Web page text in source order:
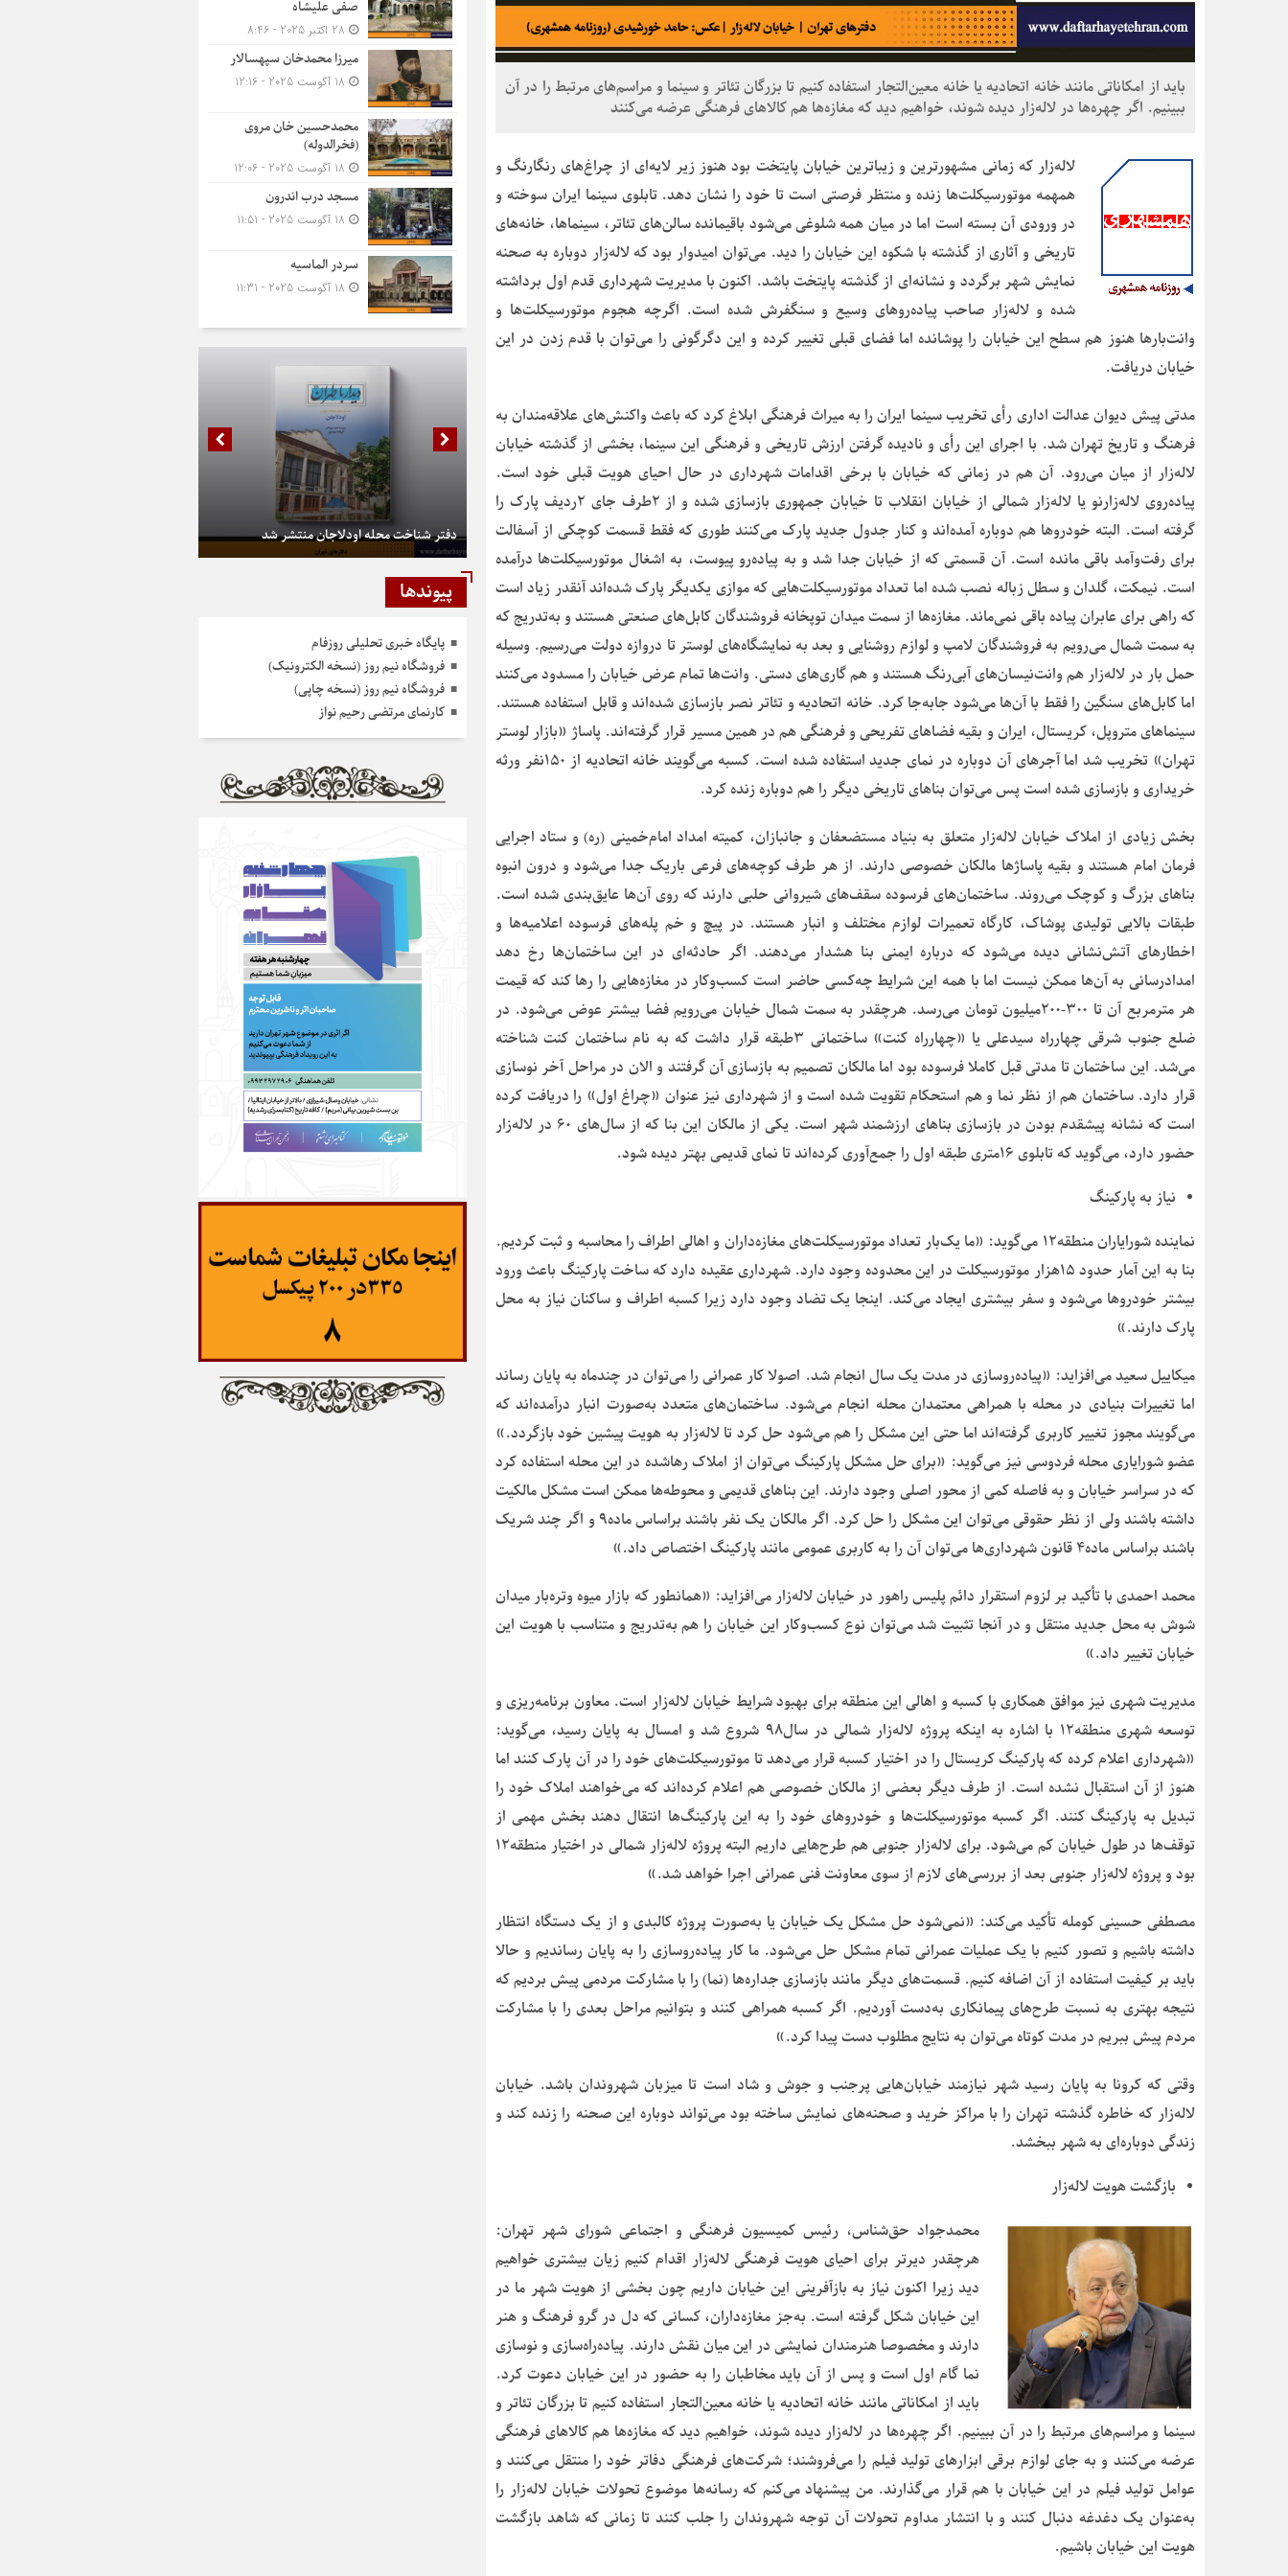
باید از امکاناتی مانند خانه اتحادیه یا خانه معین‌التجار استفاده کنیم تا بزرگان تئاتر و سینما و مراسم‌های مرتبط را در آن
ببینیم. اگر چهره‌ها در لاله‌زار دیده شوند، خواهیم دید که مغازه‌ها هم کالا‌های فرهنگی عرضه می‌کنند
لاله‌زار که زمانی مشهورترین و زیباترین خیابان پایتخت بود هنوز زیر لایه‌ای از چراغ‌های رنگارنگ و
همهمه موتورسیکلت‌ها زنده و منتظر فرصتی است تا خود را نشان دهد. تابلوی سینما ایران سوخته و
در ورودی آن بسته است اما در میان همه شلوغی می‌شود باقیمانده سالن‌های تئاتر، سینماها، خانه‌های
تاریخی و آثاری از گذشته با شکوه این خیابان را دید. می‌توان امیدوار بود که لاله‌زار دوباره به صحنه
نمایش شهر برگردد و نشانه‌ای از گذشته پایتخت باشد. اکنون با مدیریت شهرداری قدم اول برداشته
شده و لاله‌زار صاحب پیاده‌روهای وسیع و سنگفرش شده است. اگرچه هجوم موتورسیکلت‌ها و
وانت‌بارها هنوز هم سطح این خیابان را پوشانده اما فضای قبلی تغییر کرده و این دگرگونی را می‌توان با قدم زدن در این
خیابان دریافت.
مدتی پیش دیوان عدالت اداری رأی تخریب سینما ایران را به میراث فرهنگی ابلاغ کرد که باعث واکنش‌های علاقه‌مندان به
فرهنگ و تاریخ تهران شد. با اجرای این رأی و نادیده گرفتن ارزش تاریخی و فرهنگی این سینما، بخشی از گذشته خیابان
لاله‌زار از میان می‌رود. آن هم در زمانی که خیابان با برخی اقدامات شهرداری در حال احیای هویت قبلی خود است.
پیاده‌روی لاله‌زارنو یا لاله‌زار شمالی از خیابان انقلاب تا خیابان جمهوری بازسازی شده و از ۲طرف جای ۲ردیف پارک را
گرفته است. البته خودروها هم دوباره آمده‌اند و کنار جدول جدید پارک می‌کنند طوری که فقط قسمت کوچکی از آسفالت
برای رفت‌وآمد باقی مانده است. آن قسمتی که از خیابان جدا شد و به پیاده‌رو پیوست، به اشغال موتورسیکلت‌ها درآمده
است. نیمکت، گلدان و سطل زباله نصب شده اما تعداد موتورسیکلت‌هایی که موازی یکدیگر پارک شده‌اند آنقدر زیاد است
که راهی برای عابران پیاده باقی نمی‌ماند. مغازه‌ها از سمت میدان توپخانه فروشندگان کابل‌های صنعتی هستند و به‌تدریج که
به سمت شمال می‌رویم به فروشندگان لامپ و لوازم روشنایی و بعد به نمایشگاه‌های لوستر تا دروازه دولت می‌رسیم. وسیله
حمل بار در لاله‌زار هم وانت‌نیسان‌های آبی‌رنگ هستند و هم گاری‌های دستی. وانت‌ها تمام عرض خیابان را مسدود می‌کنند
اما کابل‌های سنگین را فقط با آن‌ها می‌شود جابه‌جا کرد. خانه اتحادیه و تئاتر نصر بازسازی شده‌اند و قابل استفاده هستند.
سینماهای متروپل، کریستال، ایران و بقیه فضاهای تفریحی و فرهنگی هم در همین مسیر قرار گرفته‌اند. پاساژ «بازار لوستر
تهران» تخریب شد اما آجرهای آن دوباره در نمای جدید استفاده شده است. کسبه می‌گویند خانه اتحادیه از ۱۵۰نفر ورثه
خریداری و بازسازی شده است پس می‌توان بناهای تاریخی دیگر را هم دوباره زنده کرد.
بخش زیادی از املاک خیابان لاله‌زار متعلق به بنیاد مستضعفان و جانبازان، کمیته امداد امام‌خمینی (ره) و ستاد اجرایی
فرمان امام هستند و بقیه پاساژها مالکان خصوصی دارند. از هر طرف کوچه‌های فرعی باریک جدا می‌شود و درون انبوه
بناهای بزرگ و کوچک می‌روند. ساختمان‌های فرسوده سقف‌های شیروانی حلبی دارند که روی آن‌ها عایق‌بندی شده است.
طبقات بالایی تولیدی پوشاک، کارگاه تعمیرات لوازم مختلف و انبار هستند. در پیچ و خم پله‌های فرسوده اعلامیه‌ها و
اخطارهای آتش‌نشانی دیده می‌شود که درباره ایمنی بنا هشدار می‌دهند. اگر حادثه‌ای در این ساختمان‌ها رخ دهد
امدادرسانی به آن‌ها ممکن نیست اما با همه این شرایط چه‌کسی حاضر است کسب‌وکار در مغازه‌هایی را رها کند که قیمت
هر مترمربع آن تا ۳۰۰-۲۰۰میلیون تومان می‌رسد. هرچقدر به سمت شمال خیابان می‌رویم فضا بیشتر عوض می‌شود. در
ضلع جنوب شرقی چهارراه سیدعلی یا «چهارراه کنت» ساختمانی ۳طبقه قرار داشت که به نام ساختمان کنت شناخته
می‌شد. این ساختمان تا مدتی قبل کاملا فرسوده بود اما مالکان تصمیم به بازسازی آن گرفتند و الان در مراحل آخر نوسازی
قرار دارد. ساختمان هم از نظر نما و هم استحکام تقویت شده است و از شهرداری نیز عنوان «چراغ اول» را دریافت کرده
است که نشانه پیشقدم بودن در بازسازی بناهای ارزشمند شهر است. یکی از مالکان این بنا که از سال‌های ۶۰ در لاله‌زار
حضور دارد، می‌گوید که تابلوی ۱۶متری طبقه اول را جمع‌آوری کرده‌اند تا نمای قدیمی بهتر دیده شود.
نیاز به پارکینگ
نماینده شورایاران منطقه۱۲ می‌گوید: «ما یک‌بار تعداد موتورسیکلت‌های مغازه‌داران و اهالی اطراف را محاسبه و ثبت کردیم.
بنا به این آمار حدود ۱۵هزار موتورسیکلت در این محدوده وجود دارد. شهرداری عقیده دارد که ساخت پارکینگ باعث ورود
بیشتر خودروها می‌شود و سفر بیشتری ایجاد می‌کند. اینجا یک تضاد وجود دارد زیرا کسبه اطراف و ساکنان نیاز به محل
پارک دارند.»
میکاییل سعید می‌افزاید: «پیاده‌روسازی در مدت یک سال انجام شد. اصولا کار عمرانی را می‌توان در چندماه به پایان رساند
اما تغییرات بنیادی در محله با همراهی معتمدان محله انجام می‌شود. ساختمان‌های متعدد به‌صورت انبار درآمده‌اند که
می‌گویند مجوز تغییر کاربری گرفته‌اند اما حتی این مشکل را هم می‌شود حل کرد تا لاله‌زار به هویت پیشین خود بازگردد.»
عضو شورایاری محله فردوسی نیز می‌گوید: «برای حل مشکل پارکینگ می‌توان از املاک رهاشده در این محله استفاده کرد
که در سراسر خیابان و به فاصله کمی از محور اصلی وجود دارند. این بناهای قدیمی و محوطه‌ها ممکن است مشکل مالکیت
داشته باشند ولی از نظر حقوقی می‌توان این مشکل را حل کرد. اگر مالکان یک نفر باشند براساس ماده۹ و اگر چند شریک
باشند براساس ماده۴ قانون شهرداری‌ها می‌توان آن را به کاربری عمومی مانند پارکینگ اختصاص داد.»
محمد احمدی با تأکید بر لزوم استقرار دائم پلیس راهور در خیابان لاله‌زار می‌افزاید: «همانطور که بازار میوه وتره‌بار میدان
شوش به محل جدید منتقل و در آنجا تثبیت شد می‌توان نوع کسب‌وکار این خیابان را هم به‌تدریج و متناسب با هویت این
خیابان تغییر داد.»
مدیریت شهری نیز موافق همکاری با کسبه و اهالی این منطقه برای بهبود شرایط خیابان لاله‌زار است. معاون برنامه‌ریزی و
توسعه شهری منطقه۱۲ با اشاره به اینکه پروژه لاله‌زار شمالی در سال۹۸ شروع شد و امسال به پایان رسید، می‌گوید:
«شهرداری اعلام کرده که پارکینگ کریستال را در اختیار کسبه قرار می‌دهد تا موتورسیکلت‌های خود را در آن پارک کنند اما
هنوز از آن استقبال نشده است. از طرف دیگر بعضی از مالکان خصوصی هم اعلام کرده‌اند که می‌خواهند املاک خود را
تبدیل به پارکینگ کنند. اگر کسبه موتورسیکلت‌ها و خودروهای خود را به این پارکینگ‌ها انتقال دهند بخش مهمی از
توقف‌ها در طول خیابان کم می‌شود. برای لاله‌زار جنوبی هم طرح‌هایی داریم البته پروژه لاله‌زار شمالی در اختیار منطقه۱۲
بود و پروژه لاله‌زار جنوبی بعد از بررسی‌های لازم از سوی معاونت فنی عمرانی اجرا خواهد شد.»
مصطفی حسینی کومله تأکید می‌کند: «نمی‌شود حل مشکل یک خیابان یا به‌صورت پروژه کالبدی و از یک دستگاه انتظار
داشته باشیم و تصور کنیم با یک عملیات عمرانی تمام مشکل حل می‌شود. ما کار پیاده‌روسازی را به پایان رساندیم و حالا
باید بر کیفیت استفاده از آن اضافه کنیم. قسمت‌های دیگر مانند بازسازی جداره‌ها (نما) را با مشارکت مردمی پیش بردیم که
نتیجه بهتری به نسبت طرح‌های پیمانکاری به‌دست آوردیم. اگر کسبه همراهی کنند و بتوانیم مراحل بعدی را با مشارکت
مردم پیش ببریم در مدت کوتاه می‌توان به نتایج مطلوب دست پیدا کرد.»
وقتی که کرونا به پایان رسید شهر نیازمند خیابان‌هایی پرجنب و جوش و شاد است تا میزبان شهروندان باشد. خیابان
لاله‌زار که خاطره گذشته تهران را با مراکز خرید و صحنه‌های نمایش ساخته بود می‌تواند دوباره این صحنه را زنده کند و
زندگی دوباره‌ای به شهر ببخشد.
بازگشت هویت لاله‌زار
محمدجواد حق‌شناس، رئیس کمیسیون فرهنگی و اجتماعی شورای شهر تهران:
هرچقدر دیرتر برای احیای هویت فرهنگی لاله‌زار اقدام کنیم زیان بیشتری خواهیم
دید زیرا اکنون نیاز به بازآفرینی این خیابان داریم چون بخشی از هویت شهر ما در
این خیابان شکل گرفته است. به‌جز مغازه‌داران، کسانی که دل در گرو فرهنگ و هنر
دارند و مخصوصا هنرمندان نمایشی در این میان نقش دارند. پیاده‌راه‌سازی و نوسازی
نما گام اول است و پس از آن باید مخاطبان را به حضور در این خیابان دعوت کرد.
باید از امکاناتی مانند خانه اتحادیه یا خانه معین‌التجار استفاده کنیم تا بزرگان تئاتر و
سینما و مراسم‌های مرتبط را در آن ببینیم. اگر چهره‌ها در لاله‌زار دیده شوند، خواهیم دید که مغازه‌ها هم کالاهای فرهنگی
عرضه می‌کنند و به جای لوازم برقی ابزارهای تولید فیلم را می‌فروشند؛ شرکت‌های فرهنگی دفاتر خود را منتقل می‌کنند و
عوامل تولید فیلم در این خیابان با هم قرار می‌گذارند. من پیشنهاد می‌کنم که رسانه‌ها موضوع تحولات خیابان لاله‌زار را
به‌عنوان یک دغدغه دنبال کنند و با انتشار مداوم تحولات آن توجه شهروندان را جلب کنند تا زمانی که شاهد بازگشت
هویت این خیابان باشیم.
صفی علیشاه
میرزا محمدخان سپهسالار
محمدحسین خان مروی
(فخرالدوله)
مسجد درب اندرون
سردر الماسیه
دفتر شناخت محله اودلاجان منتشر شد
پیوندها
پایگاه خبری تحلیلی روزفام
فروشگاه نیم روز (نسخه الکترونیک)
فروشگاه نیم روز (نسخه چاپی)
کارنمای مرتضی رحیم نواز